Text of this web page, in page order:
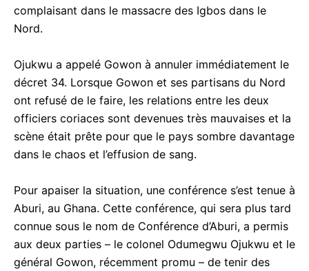
complaisant dans le massacre des Igbos dans le
Nord.
Ojukwu a appelé Gowon à annuler immédiatement le
décret 34. Lorsque Gowon et ses partisans du Nord
ont refusé de le faire, les relations entre les deux
officiers coriaces sont devenues très mauvaises et la
scène était prête pour que le pays sombre davantage
dans le chaos et l’effusion de sang.
Pour apaiser la situation, une conférence s’est tenue à
Aburi, au Ghana. Cette conférence, qui sera plus tard
connue sous le nom de Conférence d’Aburi, a permis
aux deux parties – le colonel Odumegwu Ojukwu et le
général Gowon, récemment promu – de tenir des